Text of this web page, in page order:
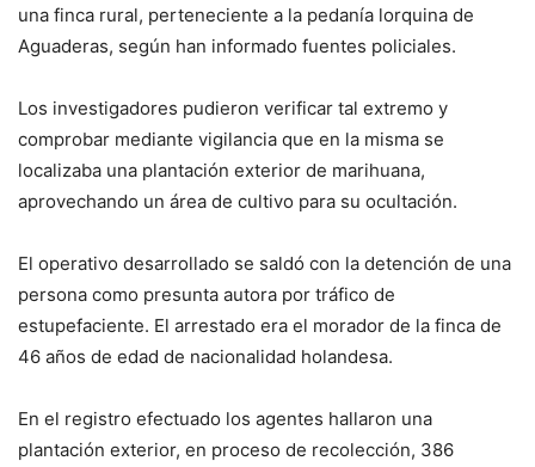
una finca rural, perteneciente a la pedanía lorquina de
Aguaderas, según han informado fuentes policiales.
Los investigadores pudieron verificar tal extremo y
comprobar mediante vigilancia que en la misma se
localizaba una plantación exterior de marihuana,
aprovechando un área de cultivo para su ocultación.
El operativo desarrollado se saldó con la detención de una
persona como presunta autora por tráfico de
estupefaciente. El arrestado era el morador de la finca de
46 años de edad de nacionalidad holandesa.
En el registro efectuado los agentes hallaron una
plantación exterior, en proceso de recolección, 386